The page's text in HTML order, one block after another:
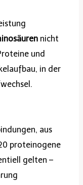
nicht
und
in der
aus
proteinogene
gelten –